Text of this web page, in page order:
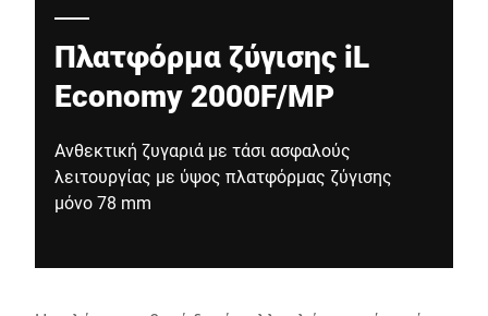
Πλατφόρμα ζύγισης iL
Economy 2000F/MP
Ανθεκτική ζυγαριά με τάσι ασφαλούς
λειτουργίας με ύψος πλατφόρμας ζύγισης
μόνο 78 mm